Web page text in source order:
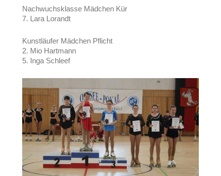
Nachwuchsklasse Mädchen Kür
7. Lara Lorandt
Kunstläufer Mädchen Pflicht
2. Mio Hartmann
5. Inga Schleef